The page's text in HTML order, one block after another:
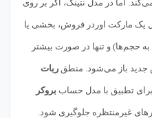
اما در مدل نتینگ، اگر بر روی
یک مارکت اوردر فروش، بخشی یا
حجم‌ها) و تنها در صورت بیشتر
باز می‌شود. منطق ربات
برای تطبیق با مدل حساب بروکر
غیرمنتظره جلوگیری شود.